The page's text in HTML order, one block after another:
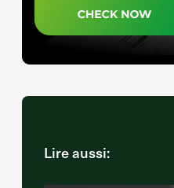
Lire aussi: